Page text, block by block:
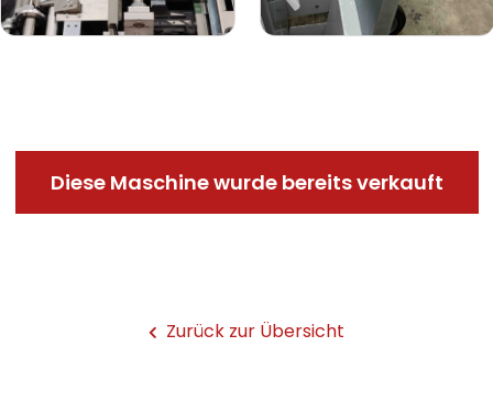
Diese Maschine wurde bereits verkauft
Zurück zur Übersicht